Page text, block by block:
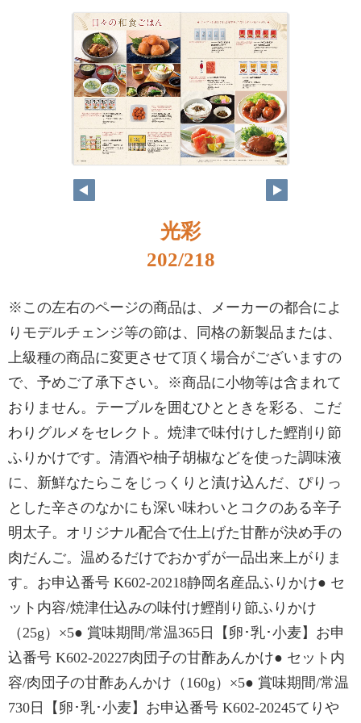
光彩
202/218
※この左右のページの商品は、メーカーの都合によ
りモデルチェンジ等の節は、同格の新製品または、
上級種の商品に変更させて頂く場合がございますの
で、予めご了承下さい。※商品に小物等は含まれて
おりません。テーブルを囲むひとときを彩る、こだ
わりグルメをセレクト。焼津で味付けした鰹削り節
ふりかけです。清酒や柚子胡椒などを使った調味液
に、新鮮なたらこをじっくりと漬け込んだ、ぴりっ
とした辛さのなかにも深い味わいとコクのある辛子
明太子。オリジナル配合で仕上げた甘酢が決め手の
肉だんご。温めるだけでおかずが一品出来上がりま
す。お申込番号 K602-20218静岡名産品ふりかけ● セ
ット内容/焼津仕込みの味付け鰹削り節ふりかけ
（25g）×5● 賞味期間/常温365日【卵･乳･小麦】お申
込番号 K602-20227肉団子の甘酢あんかけ● セット内
容/肉団子の甘酢あんかけ（160g）×5● 賞味期間/常温
730日【卵･乳･小麦】お申込番号 K602-20245てりや